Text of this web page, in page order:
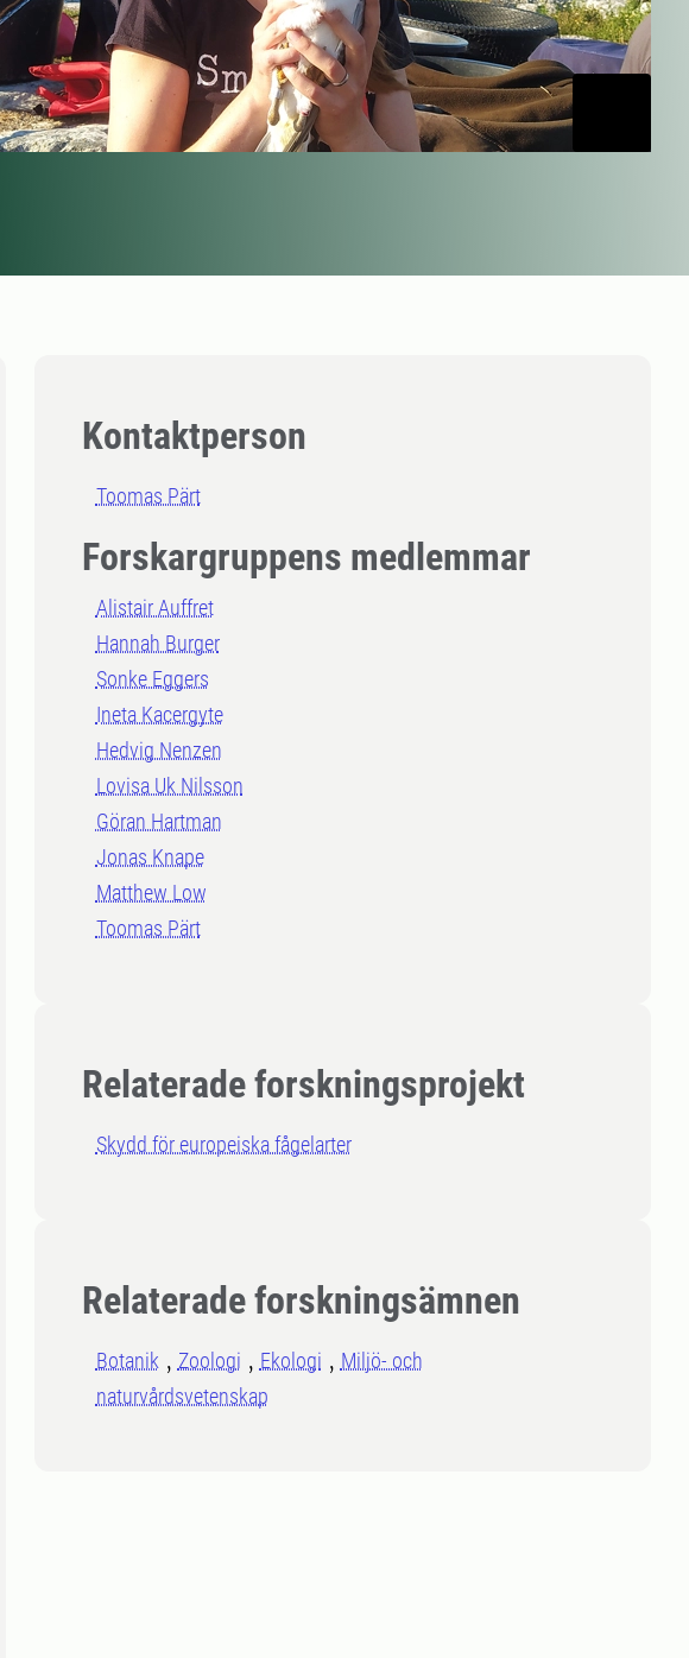
Kontaktperson
Toomas Pärt
Forskargruppens medlemmar
Alistair Auffret
Hannah Burger
Sonke Eggers
Ineta Kacergyte
Hedvig Nenzen
Lovisa Uk Nilsson
Göran Hartman
Jonas Knape
Matthew Low
Toomas Pärt
Relaterade forskningsprojekt
Skydd för europeiska fågelarter
Relaterade forskningsämnen
Botanik Zoologi Ekologi
Miljö- och
naturvårdsvetenskap